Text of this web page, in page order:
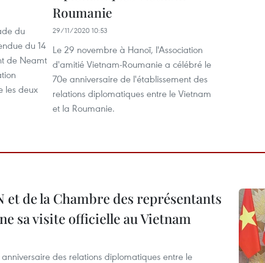
du
du 14
de Neamt
les deux
Roumanie
29/11/2020 10:53
Le 29 novembre à Hanoï, l'Association
d'amitié Vietnam-Roumanie a célébré le
70e anniversaire de l'établissement des
relations diplomatiques entre le Vietnam
et la Roumanie.
et de la Chambre des représentants
sa visite officielle au Vietnam
des relations diplomatiques entre le